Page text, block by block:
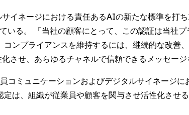
イネージにおける責任あるAIの新たな標準を打
る。 「当社の顧客にとって、この認証は当社
ンプライアンスを維持するには、継続的な改善
させ、あらゆるチャネルで信頼できるメッセー
ミュニケーションおよびデジタルサイネージ
は、組織が従業員や顧客を関与させ活性化させ